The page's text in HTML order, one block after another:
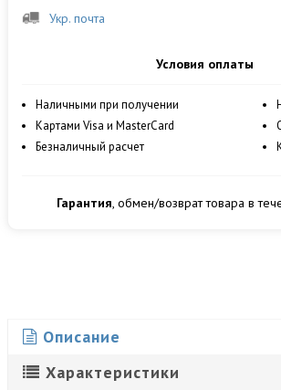
Укр. почта
Условия оплаты
Наличными при получении
Картами Visa и MasterCard
Безналичный расчет
Гарантия, обмен/возврат товара в
Описание
Характеристики